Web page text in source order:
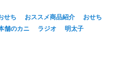
せち
おススメ商品紹介
おせち
舗のカニ ラジオ
明太子